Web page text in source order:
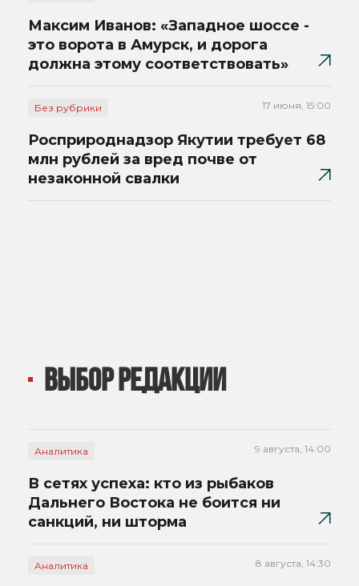
Максим Иванов: «Западное шоссе -
это ворота в Амурск, и дорога
должна этому соответствовать»
Без рубрики 17 июня, 15:00
Росприроднадзор Якутии требует 68
млн рублей за вред почве от
незаконной свалки
ВЫБОР РЕДАКЦИИ
Аналитика 9 августа, 14:00
В сетях успеха: кто из рыбаков
Дальнего Востока не боится ни
санкций, ни шторма
Аналитика 8 августа, 14:30